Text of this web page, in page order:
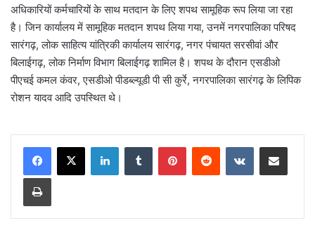
अधिकारियों कर्मचारियों के साथ मतदान के लिए शपथ सामूहिक रूप लिया जा रहा
है। जिन कार्यालय में सामूहिक मतदान शपथ लिया गया, उनमें नगरपालिका परिषद
सारंगढ़, लोक साहित्य यांत्रिकी कार्यालय सारंगढ़, नगर पंचायत सरसीवां और
बिलाईगढ़, लोक निर्माण विभाग बिलाईगढ़ शामिल है। शपथ के दौरान एसडीओ
पीएचई कमल कंवर, एसडीओ पीडब्ल्यूडी पी सी कुर्रे, नगरपालिका सारंगढ़ के लिपिक
रोशन यादव आदि उपस्थित थे।
LinkedInTumblr PinterestReddit VKontakteShare via Email
Print